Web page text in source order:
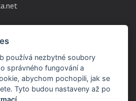
používá nezbytné soubory
správného fungování a
abychom pochopili, jak se
Tyto budou nastaveny až po